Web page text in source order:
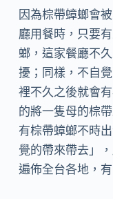
因為棕帶蟑螂會
廳用餐時，只要
螂，這家餐廳不
擾；同樣，不自
裡不久之後就會
的將一隻母的棕
有棕帶蟑螂不時
覺的帶來帶去」
遍佈全台各地，